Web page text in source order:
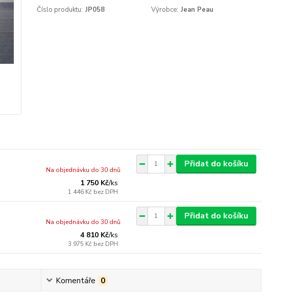
Číslo produktu: JP058 Výrobce: Jean Peau
1 750 Kč/ks
1 446 Kč bez DPH
Na objednávku do 30 dnů
Přidat do košíku
4 810 Kč/ks
3 975 Kč bez DPH
Na objednávku do 30 dnů
Přidat do košíku
Komentáře 0